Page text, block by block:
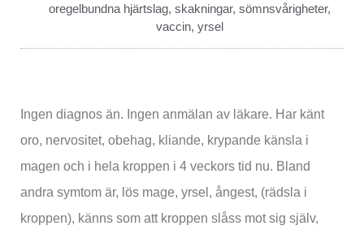
oregelbundna hjärtslag, skakningar, sömnsvårigheter,
vaccin, yrsel
Ingen diagnos än. Ingen anmälan av läkare. Har känt
oro, nervositet, obehag, kliande, krypande känsla i
magen och i hela kroppen i 4 veckors tid nu. Bland
andra symtom är, lös mage, yrsel, ångest, (rädsla i
kroppen), känns som att kroppen slåss mot sig själv,